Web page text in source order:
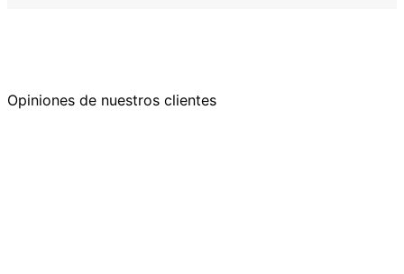
Opiniones de nuestros clientes